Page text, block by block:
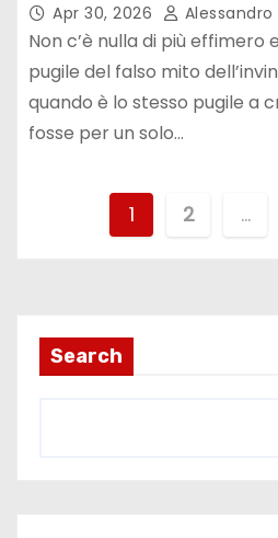
Apr 30, 2026 Alessandro
Non c’è nulla di più effimero
pugile del falso mito
quando è lo stesso pugile a
fosse per un solo…
i
1 2 …
Search